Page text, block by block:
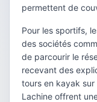
permettent de
Pour les sportifs,
des sociétés
de parcourir le
recevant des
tours en kayak
Lachine offrent